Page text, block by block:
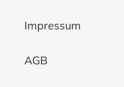
Impressum
AGB